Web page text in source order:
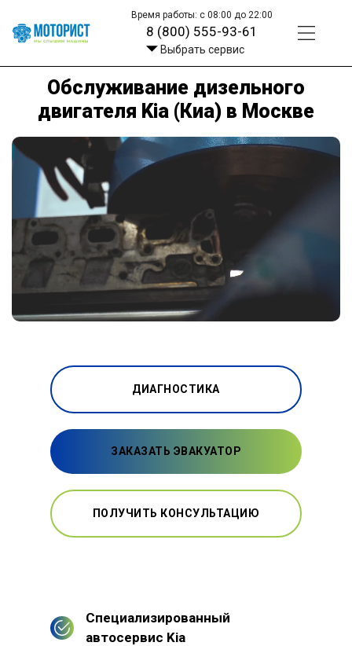
Время работы: с 08:00 до 22:00
8 (800) 555-93-61
Выбрать сервис
Обслуживание дизельного
двигателя Kia (Киа) в Москве
ДИАГНОСТИКА
ЗАКАЗАТЬ ЭВАКУАТОР
ПОЛУЧИТЬ КОНСУЛЬТАЦИЮ
Специализированный
автосервис Kia